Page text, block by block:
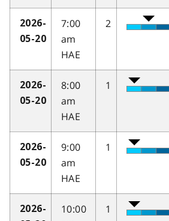
2026-
05-20
7:00
am
HAE
2
2026-
05-20
8:00
am
HAE
1
2026-
05-20
9:00
am
HAE
1
2026-
10:00
1